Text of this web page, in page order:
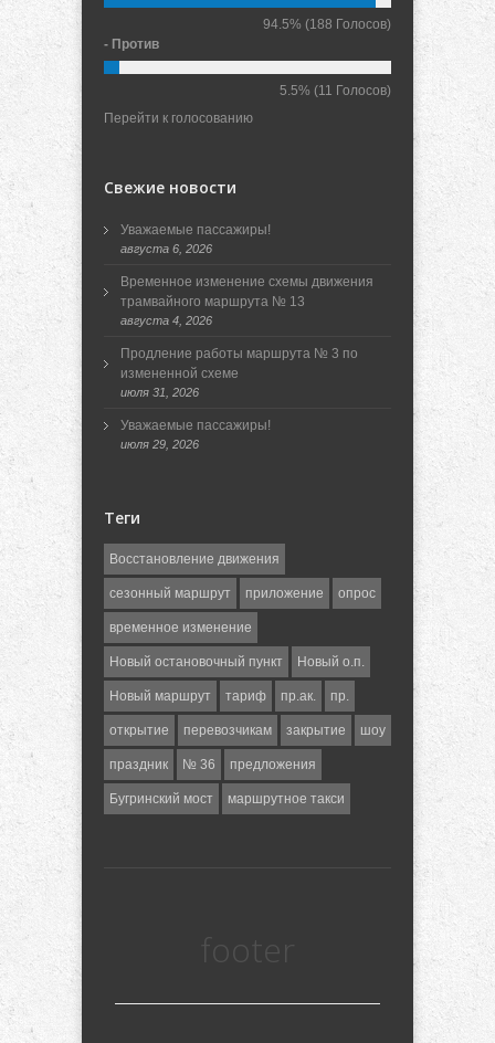
94.5% (188 Голосов)
- Против
5.5% (11 Голосов)
Перейти к голосованию
Свежие новости
Уважаемые пассажиры!
августа 6, 2026
Временное изменение схемы движения
трамвайного маршрута № 13
августа 4, 2026
Продление работы маршрута № 3 по
измененной схеме
июля 31, 2026
Уважаемые пассажиры!
июля 29, 2026
Теги
Восстановление движения
сезонный маршрут приложение опрос
временное изменение
Новый остановочный пункт Новый о.п.
Новый маршрут тариф пр.ак. пр.
открытие перевозчикам закрытие шоу
праздник № 36 предложения
Бугринский мост маршрутное такси
footer